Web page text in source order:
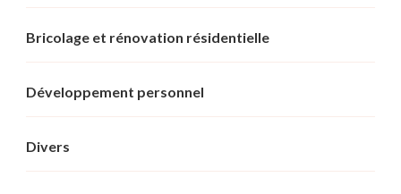
Bricolage et rénovation résidentielle
Développement personnel
Divers